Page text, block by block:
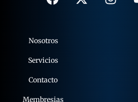
Nosotros
Servicios
Contacto
Membresias